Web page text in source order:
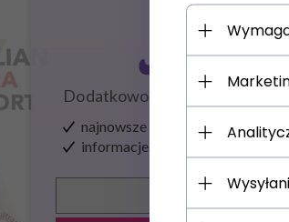
Dodatkowo zyskujesz:
najnowsze wieści o promocjach i
informacje o nowościach w ofercie